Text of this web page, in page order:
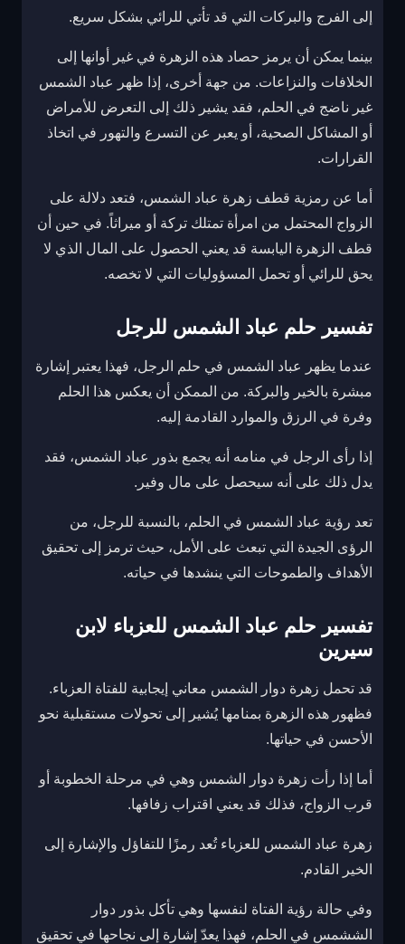
إلى الفرج والبركات التي قد تأتي للرائي بشكل سريع.
بينما يمكن أن يرمز حصاد هذه الزهرة في غير أوانها إلى
الخلافات والنزاعات. من جهة أخرى، إذا ظهر عباد الشمس
غير ناضج في الحلم، فقد يشير ذلك إلى التعرض للأمراض
أو المشاكل الصحية، أو يعبر عن التسرع والتهور في اتخاذ
القرارات.
أما عن رمزية قطف زهرة عباد الشمس، فتعد دلالة على
الزواج المحتمل من امرأة تمتلك تركة أو ميراثاً. في حين أن
قطف الزهرة اليابسة قد يعني الحصول على المال الذي لا
يحق للرائي أو تحمل المسؤوليات التي لا تخصه.
تفسير حلم عباد الشمس للرجل
عندما يظهر عباد الشمس في حلم الرجل، فهذا يعتبر إشارة
مبشرة بالخير والبركة. من الممكن أن يعكس هذا الحلم
وفرة في الرزق والموارد القادمة إليه.
إذا رأى الرجل في منامه أنه يجمع بذور عباد الشمس، فقد
يدل ذلك على أنه سيحصل على مال وفير.
تعد رؤية عباد الشمس في الحلم، بالنسبة للرجل، من
الرؤى الجيدة التي تبعث على الأمل، حيث ترمز إلى تحقيق
الأهداف والطموحات التي ينشدها في حياته.
تفسير حلم عباد الشمس للعزباء لابن
سيرين
قد تحمل زهرة دوار الشمس معاني إيجابية للفتاة العزباء.
فظهور هذه الزهرة بمنامها يُشير إلى تحولات مستقبلية نحو
الأحسن في حياتها.
أما إذا رأت زهرة دوار الشمس وهي في مرحلة الخطوبة أو
قرب الزواج، فذلك قد يعني اقتراب زفافها.
زهرة عباد الشمس للعزباء تُعد رمزًا للتفاؤل والإشارة إلى
الخير القادم.
وفي حالة رؤية الفتاة لنفسها وهي تأكل بذور دوار
الششمس في الحلم، فهذا يعدّ إشارة إلى نجاحها في تحقيق